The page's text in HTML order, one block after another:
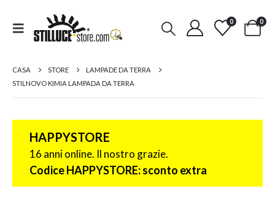
0 0
CASA STORE
LAMPADE DA TERRA
STILNOVO KIMIA LAMPADA DA TERRA
HAPPYSTORE
16 anni online. Il nostro grazie.
Codice HAPPYSTORE: sconto extra